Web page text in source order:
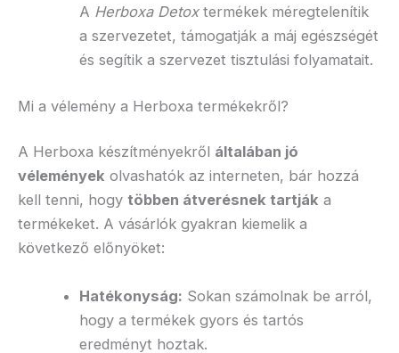
A Herboxa Detoxtermékek méregtelenítik
a szervezetet, támogatják a máj egészségét
és segítik a szervezet tisztulási folyamatait.
Mi a vélemény a Herboxa termékekről?
A Herboxa készítményekről általában jó
vélemények olvashatók az interneten, bár hozzá
kell tenni, hogy többen átverésnek tartják a
termékeket. A vásárlók gyakran kiemelik a
következő előnyöket:
Hatékonyság: Sokan számolnak be arról,
hogy a termékek gyors és tartós
eredményt hoztak.